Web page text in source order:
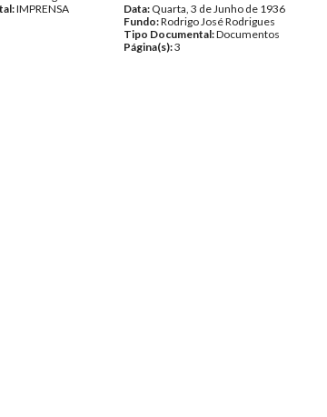
IMPRENSA
Data: Quarta, 3 de Junho de 1936
Fundo:Rodrigo José Rodrigues
Tipo Documental:Documentos
Página(s):3